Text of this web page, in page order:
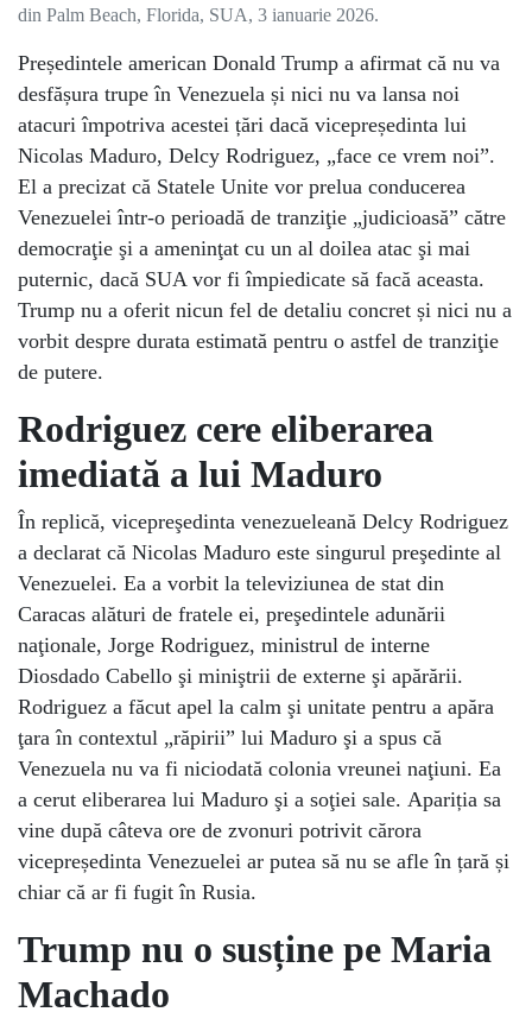
din Palm Beach, Florida, SUA, 3 ianuarie 2026.
Președintele american Donald Trump a afirmat că nu va
desfășura trupe în Venezuela și nici nu va lansa noi
atacuri împotriva acestei țări dacă vicepreședinta lui
Nicolas Maduro, Delcy Rodriguez, „face ce vrem noi”.
El a precizat că Statele Unite vor prelua conducerea
Venezuelei într-o perioadă de tranziţie „judicioasă” către
democraţie şi a ameninţat cu un al doilea atac şi mai
puternic, dacă SUA vor fi împiedicate să facă aceasta.
Trump nu a oferit nicun fel de detaliu concret și nici nu a
vorbit despre durata estimată pentru o astfel de tranziţie
de putere.
Rodriguez cere eliberarea
imediată a lui Maduro
În replică, vicepreşedinta venezueleană Delcy Rodriguez
a declarat că Nicolas Maduro este singurul preşedinte al
Venezuelei. Ea a vorbit la televiziunea de stat din
Caracas alături de fratele ei, preşedintele adunării
naţionale, Jorge Rodriguez, ministrul de interne
Diosdado Cabello şi miniştrii de externe şi apărării.
Rodriguez a făcut apel la calm şi unitate pentru a apăra
ţara în contextul „răpirii” lui Maduro şi a spus că
Venezuela nu va fi niciodată colonia vreunei naţiuni. Ea
a cerut eliberarea lui Maduro şi a soţiei sale. Apariția sa
vine după câteva ore de zvonuri potrivit cărora
vicepreședinta Venezuelei ar putea să nu se afle în țară și
chiar că ar fi fugit în Rusia.
Trump nu o susține pe Maria
Machado